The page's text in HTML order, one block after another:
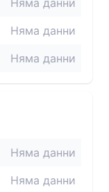
Няма данни
Няма данни
Няма данни
Няма данни
Няма данни